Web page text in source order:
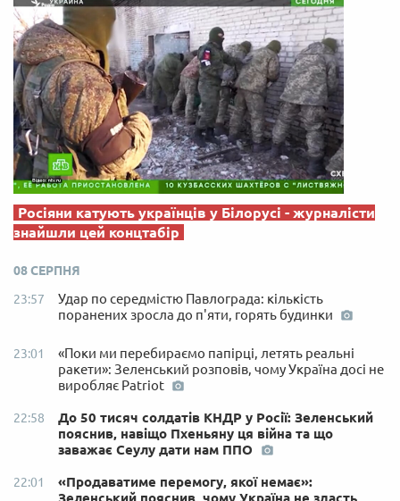
Росіяни катують українців у Білорусі - журналісти
знайшли цей концтабір
08 СЕРПНЯ
23:57
Удар по середмістю Павлограда: кількість
поранених зросла до п'яти, горять будинки
23:01
«Поки ми перебираємо папірці, летять реальні
ракети»: Зеленський розповів, чому Україна досі не
виробляє Patriot
22:58
До 50 тисяч солдатів КНДР у Росії: Зеленський
пояснив, навіщо Пхеньяну ця війна та що
заважає Сеулу дати нам ППО
22:01
«Продаватиме перемогу, якої немає»: